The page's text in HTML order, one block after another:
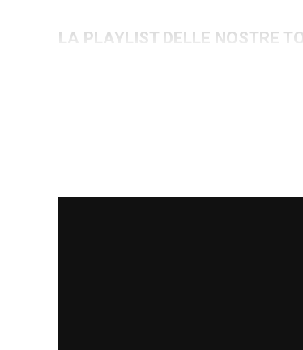
LA PLAYLIST DELLE NOSTRE